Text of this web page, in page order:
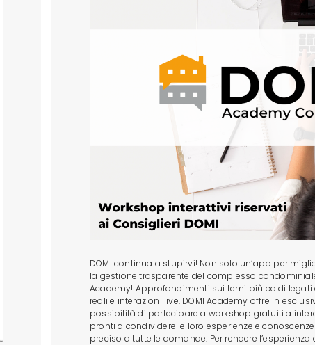
DOMI continua a stupirvi! Non solo un’app per
la gestione trasparente del complesso
Academy! Approfondimenti sui temi più caldi
reali e interazioni live. DOMI Academy offre in
possibilità di partecipare a workshop gratuiti a
pronti a condividere le loro esperienze e
preciso a tutte le domande. Per rendere